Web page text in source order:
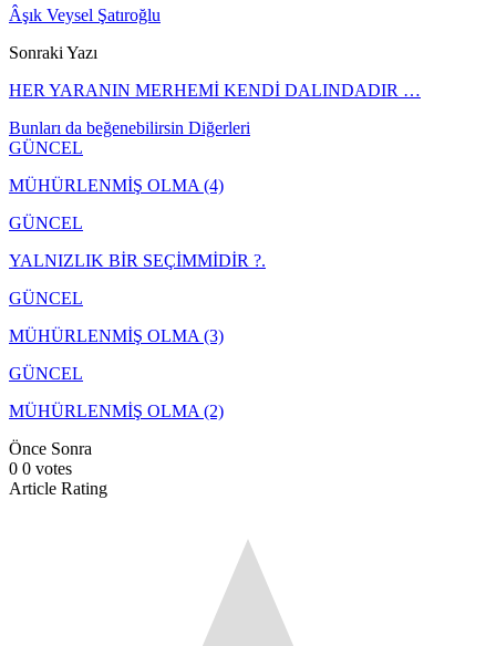
Âşık Veysel Şatıroğlu
Sonraki Yazı
HER YARANIN MERHEMİ KENDİ DALINDADIR …
Bunları da beğenebilirsin Diğerleri
GÜNCEL
MÜHÜRLENMİŞ OLMA (4)
GÜNCEL
YALNIZLIK BİR SEÇİMMİDİR ?.
GÜNCEL
MÜHÜRLENMİŞ OLMA (3)
GÜNCEL
MÜHÜRLENMİŞ OLMA (2)
Önce Sonra
0 0 votes
Article Rating